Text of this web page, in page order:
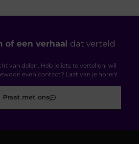
of een verhaal dat verteld
van delen. Heb je iets te vertellen, wil
even contact? Laat van je horen!
Praat met ons